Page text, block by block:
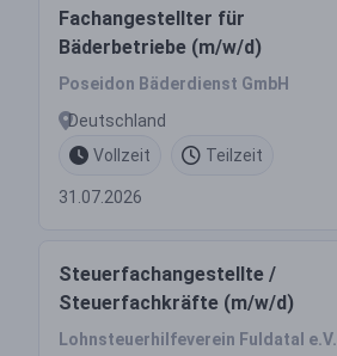
Fachangestellter für
Bäderbetriebe (m/w/d)
Poseidon Bäderdienst GmbH
Deutschland
Vollzeit
Teilzeit
31.07.2026
Steuerfachangestellte /
Steuerfachkräfte (m/w/d)
Lohnsteuerhilfeverein Fuldatal e.V.